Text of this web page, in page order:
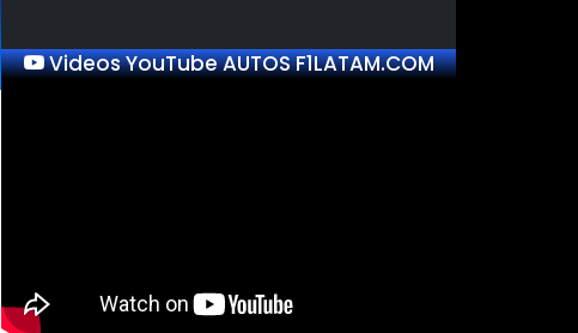
Videos YouTube AUTOS F1LATAM.COM